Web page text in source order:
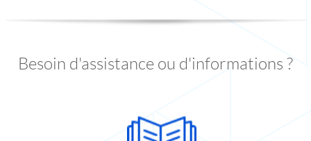
Besoin d'assistance ou d'informations ?